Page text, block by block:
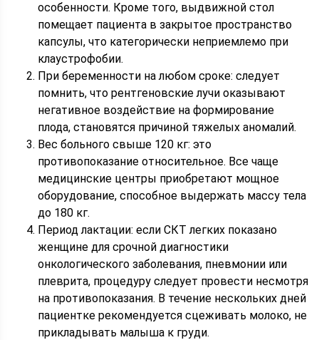
особенности. Кроме того, выдвижной стол
помещает пациента в закрытое пространство
капсулы, что категорически неприемлемо при
клаустрофобии.
При беременности на любом сроке: следует
помнить, что рентгеновские лучи оказывают
негативное воздействие на формирование
плода, становятся причиной тяжелых аномалий.
Вес больного свыше 120 кг: это
противопоказание относительное. Все чаще
медицинские центры приобретают мощное
оборудование, способное выдержать массу тела
до 180 кг.
Период лактации: если СКТ легких показано
женщине для срочной диагностики
онкологического заболевания, пневмонии или
плеврита, процедуру следует провести несмотря
на противопоказания. В течение нескольких дней
пациентке рекомендуется сцеживать молоко, не
прикладывать малыша к груди.